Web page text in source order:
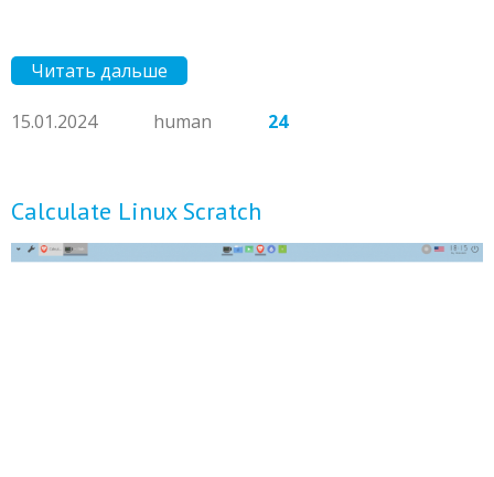
Читать дальше
15.01.2024 human 24
Calculate Linux Scratch